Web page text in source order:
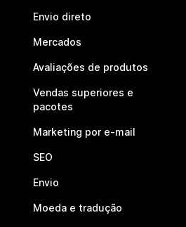
Envio direto
Mercados
Avaliações de produtos
Vendas superiores e
pacotes
Marketing por e-mail
SEO
Envio
Moeda e tradução